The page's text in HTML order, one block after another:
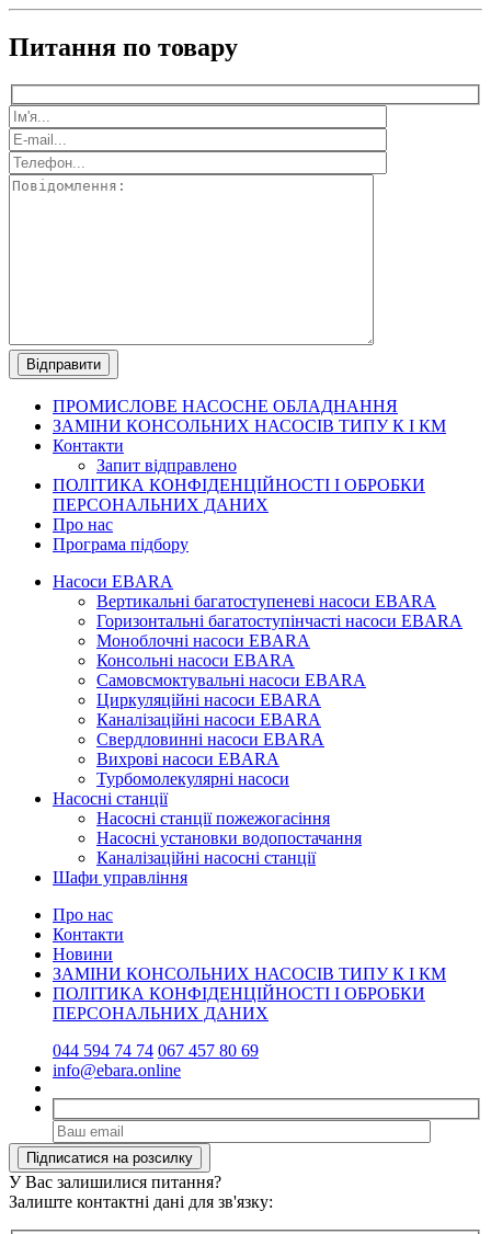
Питання по товару
ПРОМИСЛОВЕ НАСОСНЕ ОБЛАДНАННЯ
ЗАМІНИ КОНСОЛЬНИХ НАСОСІВ ТИПУ К І КМ
Контакти
Запит відправлено
ПОЛІТИКА КОНФІДЕНЦІЙНОСТІ І ОБРОБКИ
ПЕРСОНАЛЬНИХ ДАНИХ
Про нас
Програма підбору
Насоси EBARA
Вертикальні багатоступеневі насоси EBARA
Горизонтальні багатоступінчасті насоси EBARA
Моноблочні насоси EBARA
Консольні насоси EBARA
Самовсмоктувальні насоси EBARA
Циркуляційні насоси EBARA
Каналізаційні насоси EBARA
Свердловинні насоси EBARA
Вихрові насоси EBARA
Турбомолекулярні насоси
Насосні станції
Насосні станції пожежогасіння
Насосні установки водопостачання
Каналізаційні насосні станції
Шафи управління
Про нас
Контакти
Новини
ЗАМІНИ КОНСОЛЬНИХ НАСОСІВ ТИПУ К І КМ
ПОЛІТИКА КОНФІДЕНЦІЙНОСТІ І ОБРОБКИ
ПЕРСОНАЛЬНИХ ДАНИХ
044 594 74 74 067 457 80 69
info@ebara.online
У Вас залишилися питання?
Залиште контактні дані для зв'язку: